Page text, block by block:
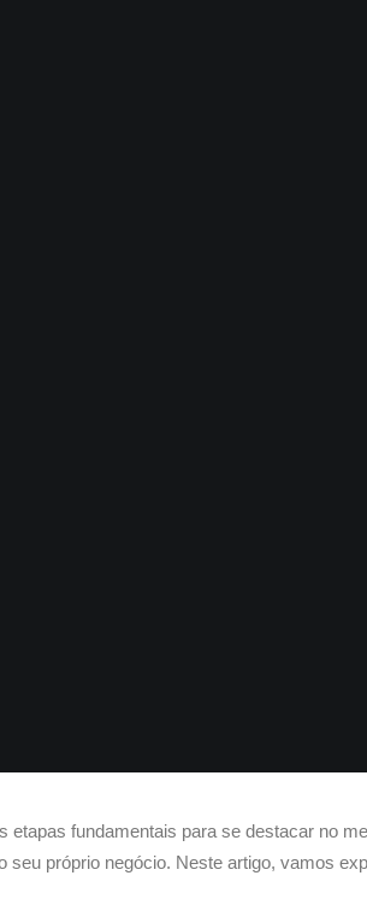
etapas fundamentais para se destacar no
seu próprio negócio. Neste artigo, vamos